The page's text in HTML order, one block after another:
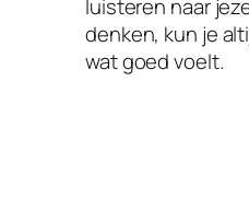
luisteren naar
denken, kun je
wat goed voelt.